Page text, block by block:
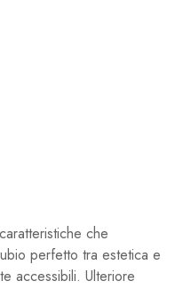
che
perfetto tra estetica e
accessibili. Ulteriore